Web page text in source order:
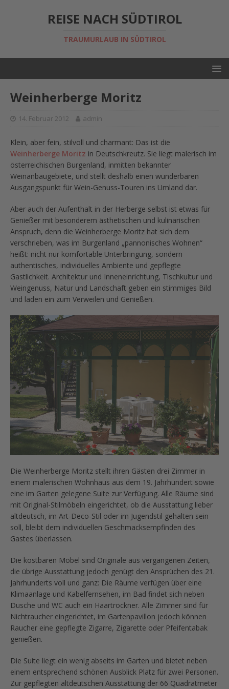
REISE NACH SÜDTIROL
TRAUMURLAUB IN SÜDTIROL
Weinherberge Moritz
14. Februar 2012 admin
Klein, aber fein, stilvoll und charmant: Das ist die
Weinherberge Moritz in Deutschkreutz. Sie liegt malerisch im
österreichischen Burgenland, inmitten bekannter
Weinanbaugebiete, und stellt deshalb einen wunderbaren
Ausgangspunkt für Wein-Genuss-Touren ins Umland dar.
Aber auch der Aufenthalt in der Herberge selbst ist etwas für
Genießer mit besonderem ästhetischen und kulinarischen
Anspruch, denn die Weinherberge Moritz hat sich dem
verschrieben, was im Burgenland „pannonisches Wohnen“
heißt: nicht nur komfortable Unterbringung, sondern
authentisches, individuelles Ambiente und gepflegte
Gastlichkeit. Architektur und Inneneinrichtung, Tischkultur und
Weingenuss, Natur und Landschaft geben ein stimmiges Bild
und laden ein zum Verweilen und Genießen.
Die Weinherberge Moritz stellt ihren Gästen drei Zimmer in
einem malerischen Wohnhaus aus dem 19. Jahrhundert sowie
eine im Garten gelegene Suite zur Verfügung. Alle Räume sind
mit Original-Stilmöbeln eingerichtet, ob die Ausstattung lieber
altdeutsch, im Art-Deco-Stil oder im Jugendstil gehalten sein
soll, bleibt dem individuellen Geschmacksempfinden des
Gastes überlassen.
Die kostbaren Möbel sind Originale aus vergangenen Zeiten,
die übrige Ausstattung jedoch genügt den Ansprüchen des 21.
Jahrhunderts voll und ganz: Die Räume verfügen über eine
Klimaanlage und Kabelfernsehen, im Bad findet sich neben
Dusche und WC auch ein Haartrockner. Alle Zimmer sind für
Nichtraucher eingerichtet, im Gartenpavillon jedoch können
Raucher eine gepflegte Zigarre, Zigarette oder Pfeifentabak
genießen.
Die Suite liegt ein wenig abseits im Garten und bietet neben
einem entsprechend schönen Ausblick Platz für zwei Personen.
Zur gepflegten altdeutschen Ausstattung der 66 Quadratmeter